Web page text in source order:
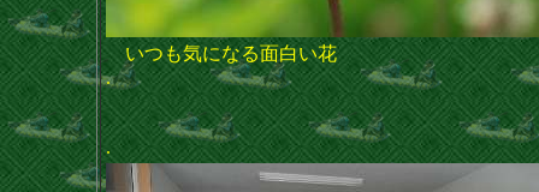
いつも気になる面白い花
.
.